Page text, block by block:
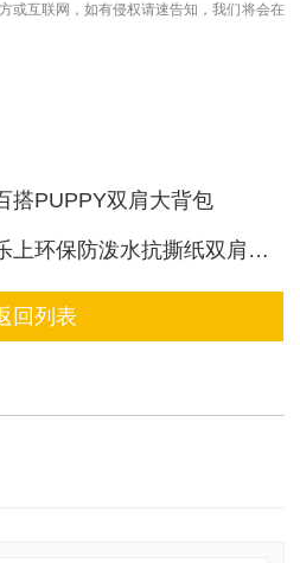
或互联网，如有侵权请速告知，我们将会在
搭PUPPY双肩大背包
法国LEXON乐上环保防泼水抗撕纸双肩电脑包
回列表